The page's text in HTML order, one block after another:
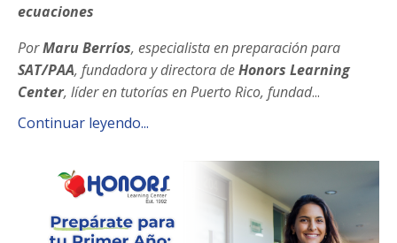
ecuaciones
PorMaru Berríos, especialista en preparación para
SAT/PAA, fundadora y directora deHonors Learning
Center, líder en tutorías en Puerto Rico, fundad...
Continuar leyendo...